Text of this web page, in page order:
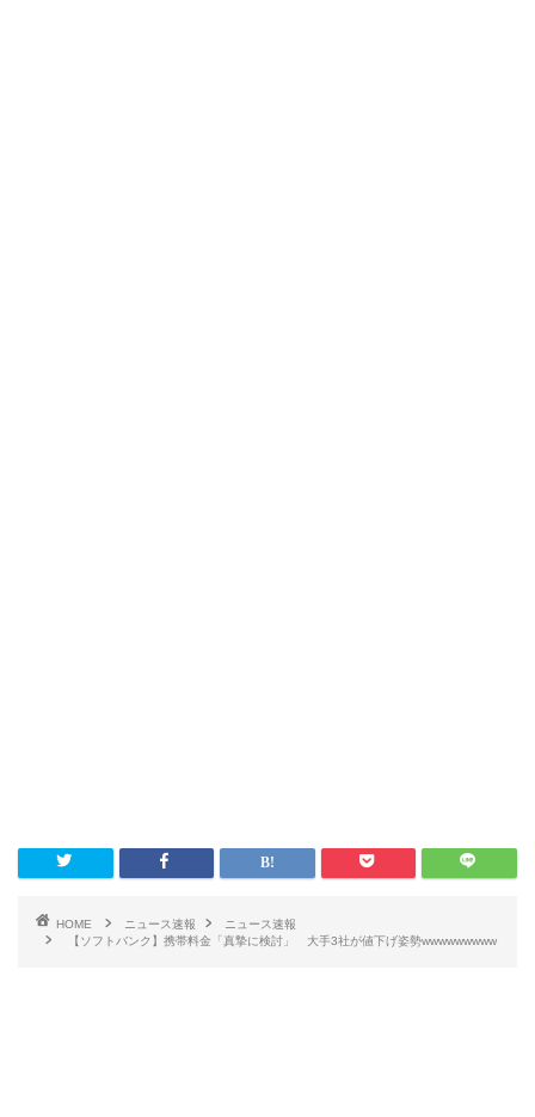
HOME ニュース速報
ニュース速報
【ソフトバンク】携帯料金「真摯に検討」 大手3社が値下げ姿勢wwwwwwwww